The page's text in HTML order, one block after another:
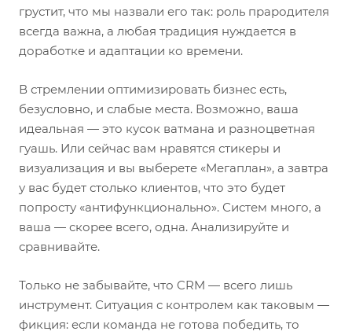
грустит, что мы назвали его так: роль прародителя
всегда важна, а любая традиция нуждается в
доработке и адаптации ко времени.
В стремлении оптимизировать бизнес есть,
безусловно, и слабые места. Возможно, ваша
идеальная — это кусок ватмана и разноцветная
гуашь. Или сейчас вам нравятся стикеры и
визуализация и вы выберете «Мегаплан», а завтра
у вас будет столько клиентов, что это будет
попросту «антифункционально». Систем много, а
ваша — скорее всего, одна. Анализируйте и
сравнивайте.
Только не забывайте, что CRM — всего лишь
инструмент. Ситуация с контролем как таковым —
фикция: если команда не готова победить, то